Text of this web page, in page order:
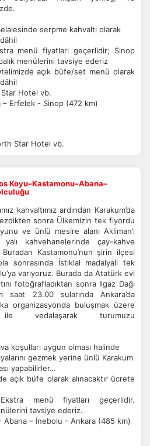
belirleyin.
bilgilendirmemizi , çerez kullanım ve
ZAMAN AKTIF
kullandığını anonim olarak
popüler olduğunu ve
yaşadığını anlamamıza
reklamları görmeye devam
alakalı olabilirler.
serpme kahvaltı olarak
menü fiyatları geçerlidir; Sinop
menülerini tavsiye ederiz
açık büfe/set menü olarak
Hotel vb.
– Erfelek - Sinop (472 km)
Star Hotel vb.
Koyu–Kastamonu–Abana–
kahvaltımız ardından Karakum’da
sonra Ülkemizin tek fiyordu
ve ünlü mesire alanı Akliman’ı
yalı kahvehanelerinde çay-kahve
Kastamonu’nun şirin ilçesi
sonrasında İstiklal madalyalı tek
varıyoruz. Burada da Atatürk evi
fotoğrafladıktan sonra Ilgaz Dağı
saat 23.00 sularında Ankara’da
organizasyonda buluşmak üzere
ile vedalaşarak turumuzu
koşulları uygun olması halinde
gezmek yerine ünlü Karakum
yapabilirler…
açık büfe olarak alınacaktır ücrete
Ekstra menü fiyatları geçerlidir.
tavsiye ederiz.
Abana – İnebolu - Ankara (485 km)